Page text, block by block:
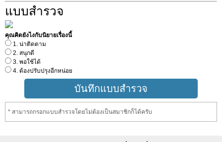
แบบสำรวจ
คุณคิดยังไงกับนิยายเรื่องนี้
1. น่าติดตาม
2. สนุกดี
3. พอใช้ได้
4. ต้องปรับปรุงอีกหน่อย
* สามารถกรอกแบบสำรวจโดยไม่ต้องเป็นสมาชิกก็ได้ครับ